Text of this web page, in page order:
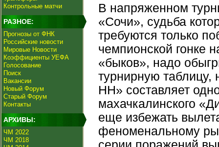
Контрольные матчи
РАЗНОЕ:
Прогнозы от ФНК
Российские новости
Мировые Новости
Коэффициенты УЕФА
Голосование
Поиск
Вакансии
Новый Форум
Старый Форум
Контакты
АРХИВЫ:
ЧМ 2022
ЧМ 2018
В напряженном
«Сочи», судьба
требуются только
чемпионской гонке
«быков», надо
турнирную таблицу,
НН» составляет
махачкалинского
еще избежать
феноменальному